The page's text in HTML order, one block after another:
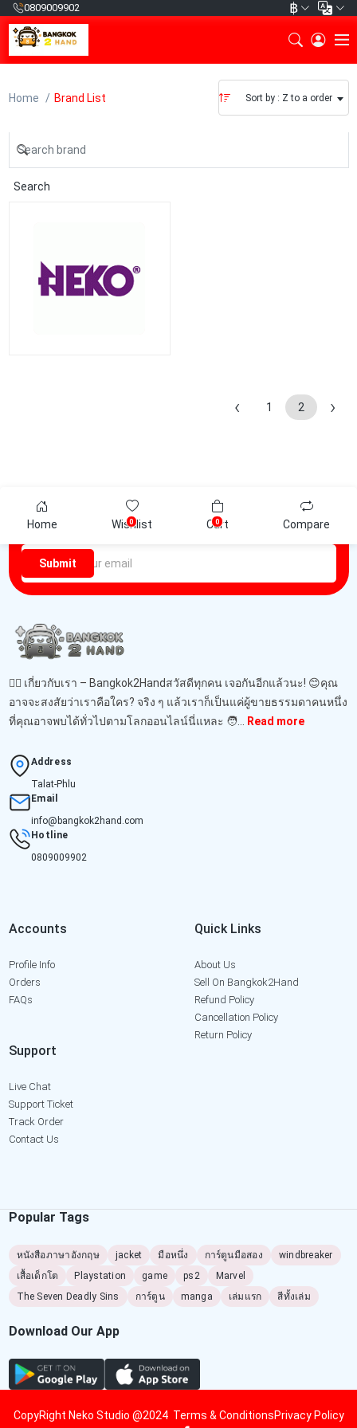
0809009902 ฿
Home Brand List Sort by : Z to a order
Search
‹ 1 2 ›
Home 0
Wishlist 0
Cart Compare
Newsletter
Submit
🙋‍♂️ เกี่ยวกับเรา – Bangkok2Handสวัสดีทุกคน เจอกันอีกแล้วนะ! 😊คุณ
อาจจะสงสัยว่าเราคือใคร? จริง ๆ แล้วเราก็เป็นแค่ผู้ขายธรรมดาคนหนึ่ง
ที่คุณอาจพบได้ทั่วไปตามโลกออนไลน์นี่แหละ 🧑‍...
Read more
Address
Talat-Phlu
Email
info@bangkok2hand.com
Hotline
0809009902
Accounts
Profile Info
Orders
FAQs
Quick Links
About Us
Sell On Bangkok2Hand
Refund Policy
Cancellation Policy
Return Policy
Support
Live Chat
Support Ticket
Track Order
Contact Us
Popular Tags
หนังสือภาษาอังกฤษ jacket มือหนึ่ง การ์ตูนมือสอง
windbreaker
เสื้อเด็กโต
Playstation game ps2
Marvel
The Seven Deadly Sins
การ์ตูน manga เล่มแรก สีทั้งเล่ม
Download Our App
CopyRight Neko Studio @2024 Terms & ConditionsPrivacy Policy